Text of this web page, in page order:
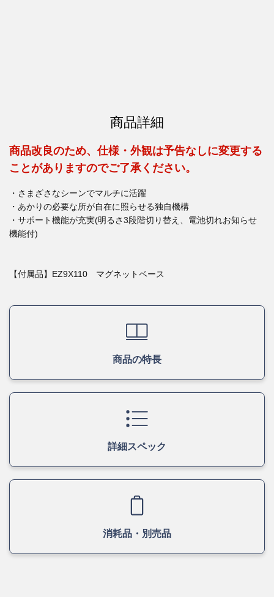
商品詳細
商品改良のため、仕様・外観は予告なしに変更する
ことがありますのでご了承ください。
・さまざさなシーンでマルチに活躍
・あかりの必要な所が自在に照らせる独自機構
・サポート機能が充実(明るさ3段階切り替え、電池切れお知らせ
機能付)
【付属品】EZ9X110 マグネットベース
商品の特長
詳細スペック
消耗品・別売品